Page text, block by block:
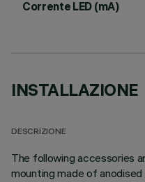
Corrente LED (mA)
INSTALLAZIONE
DESCRIZIONE
The following accessories
mounting made of anodised